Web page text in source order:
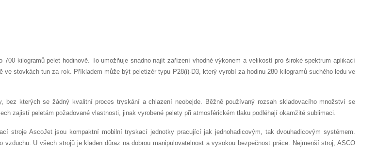
kilogramů pelet hodinově. To umožňuje snadno najít zařízení vhodné výkonem a velikostí pro široké spektrum aplikací
stovkách tun za rok. Příkladem může být peletizér typu P28(i)-D3, který vyrobí za hodinu 280 kilogramů suchého ledu ve
bez kterých se žádný kvalitní proces tryskání a chlazení neobejde. Běžně používaný rozsah skladovacího množství se
zajistí peletám požadované vlastnosti, jinak vyrobené pelety při atmosférickém tlaku podléhají okamžité sublimaci.
stroje AscoJet jsou kompaktní mobilní tryskací jednotky pracující jak jednohadicovým, tak dvouhadicovým systémem.
U všech strojů je kladen důraz na dobrou manipulovatelnost a vysokou bezpečnost práce. Nejmenší stroj, ASCO